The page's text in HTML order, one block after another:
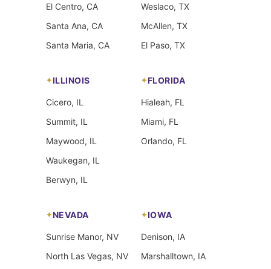
El Centro, CA
Santa Ana, CA
Santa Maria, CA
Weslaco, TX
McAllen, TX
El Paso, TX
ILLINOIS
Cicero, IL
Summit, IL
Maywood, IL
Waukegan, IL
Berwyn, IL
FLORIDA
Hialeah, FL
Miami, FL
Orlando, FL
NEVADA
Sunrise Manor, NV
North Las Vegas, NV
IOWA
Denison, IA
Marshalltown, IA